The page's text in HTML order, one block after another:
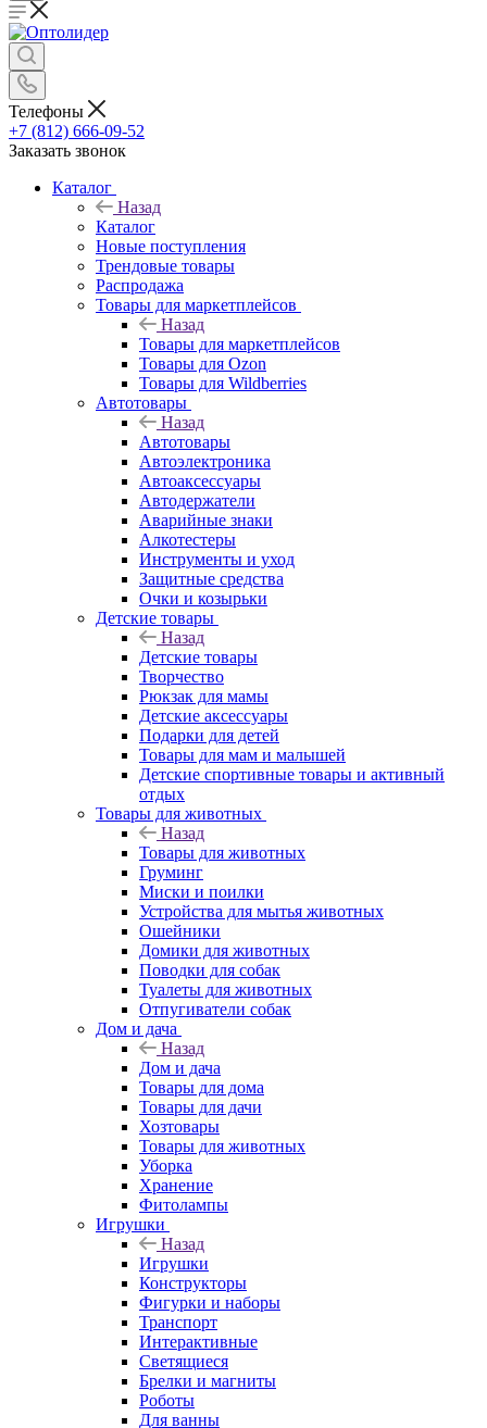
Телефоны
+7 (812) 666-09-52
Заказать звонок
Каталог
Назад
Каталог
Новые поступления
Трендовые товары
Распродажа
Товары для маркетплейсов
Назад
Товары для маркетплейсов
Товары для Ozon
Товары для Wildberries
Автотовары
Назад
Автотовары
Автоэлектроника
Автоаксессуары
Автодержатели
Аварийные знаки
Алкотестеры
Инструменты и уход
Защитные средства
Очки и козырьки
Детские товары
Назад
Детские товары
Творчество
Рюкзак для мамы
Детские аксессуары
Подарки для детей
Товары для мам и малышей
Детские спортивные товары и активный
отдых
Товары для животных
Назад
Товары для животных
Груминг
Миски и поилки
Устройства для мытья животных
Ошейники
Домики для животных
Поводки для собак
Туалеты для животных
Отпугиватели собак
Дом и дача
Назад
Дом и дача
Товары для дома
Товары для дачи
Хозтовары
Товары для животных
Уборка
Хранение
Фитолампы
Игрушки
Назад
Игрушки
Конструкторы
Фигурки и наборы
Транспорт
Интерактивные
Светящиеся
Брелки и магниты
Роботы
Для ванны